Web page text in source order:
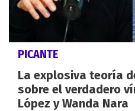
PICANTE
La explosiva teoría
sobre el verdadero
López y Wanda Nara